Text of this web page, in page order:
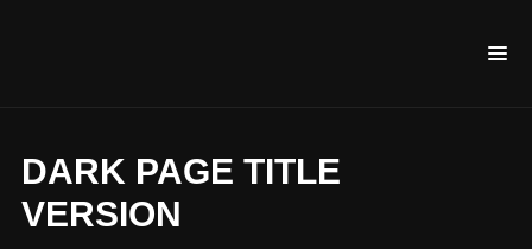
DARK PAGE TITLE
VERSION